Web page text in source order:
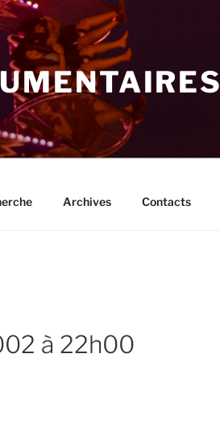
Archives Contacts
à 22h00